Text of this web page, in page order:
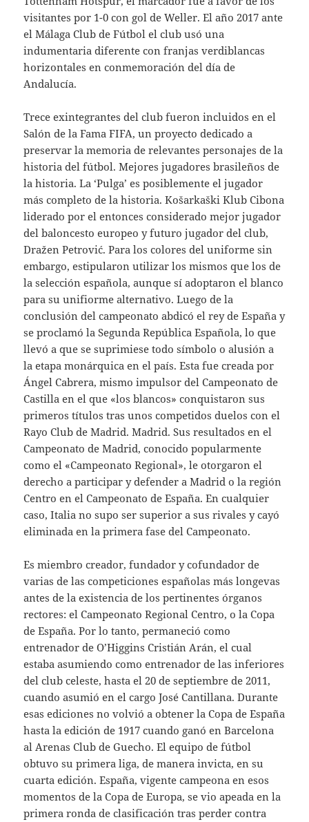
visitantes por 1-0 con gol de Weller. El año 2017 ante
el Málaga Club de Fútbol el club usó una
indumentaria diferente con franjas verdiblancas
horizontales en conmemoración del día de
Andalucía.
Trece exintegrantes del club fueron incluidos en el
Salón de la Fama FIFA, un proyecto dedicado a
preservar la memoria de relevantes personajes de la
historia del fútbol. Mejores jugadores brasileños de
la historia. La ‘Pulga’ es posiblemente el jugador
más completo de la historia. Košarkaški Klub Cibona
liderado por el entonces considerado mejor jugador
del baloncesto europeo y futuro jugador del club,
Dražen Petrović. Para los colores del uniforme sin
embargo, estipularon utilizar los mismos que los de
la selección española, aunque sí adoptaron el blanco
para su unifiorme alternativo. Luego de la
conclusión del campeonato abdicó el rey de España y
se proclamó la Segunda República Española, lo que
llevó a que se suprimiese todo símbolo o alusión a
la etapa monárquica en el país. Esta fue creada por
Ángel Cabrera, mismo impulsor del Campeonato de
Castilla en el que «los blancos» conquistaron sus
primeros títulos tras unos competidos duelos con el
Rayo Club de Madrid. Madrid. Sus resultados en el
Campeonato de Madrid, conocido popularmente
como el «Campeonato Regional», le otorgaron el
derecho a participar y defender a Madrid o la región
Centro en el Campeonato de España. En cualquier
caso, Italia no supo ser superior a sus rivales y cayó
eliminada en la primera fase del Campeonato.
Es miembro creador, fundador y cofundador de
varias de las competiciones españolas más longevas
antes de la existencia de los pertinentes órganos
rectores: el Campeonato Regional Centro, o la Copa
de España. Por lo tanto, permaneció como
entrenador de O’Higgins Cristián Arán, el cual
estaba asumiendo como entrenador de las inferiores
del club celeste, hasta el 20 de septiembre de 2011,
cuando asumió en el cargo José Cantillana. Durante
esas ediciones no volvió a obtener la Copa de España
hasta la edición de 1917 cuando ganó en Barcelona
al Arenas Club de Guecho. El equipo de fútbol
obtuvo su primera liga, de manera invicta, en su
cuarta edición. España, vigente campeona en esos
momentos de la Copa de Europa, se vio apeada en la
primera ronda de clasificación tras perder contra